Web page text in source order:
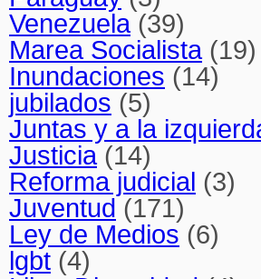
Venezuela(39)
Marea Socialista(19)
Inundaciones (14)
jubilados (5)
Juntas y a la
Justicia(14)
Reforma judicial (3)
Juventud (171)
Ley de Medios (6)
lgbt (4)